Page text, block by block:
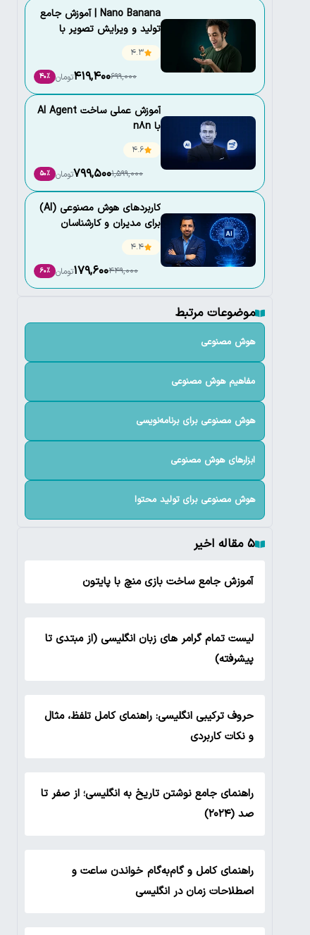
Nano Banana |‌ آموزش جامع
تولید و ویرایش تصویر با
4.3
699,000
419,400تومان 40٪
آموزش عملی ساخت AI Agent
با n8n
4.6
1,599,000
799,500تومان 50٪
کاربردهای هوش مصنوعی (AI)
برای مدیران و کارشناسان
4.4
449,000
179,600تومان 60٪
موضوعات مرتبط
هوش مصنوعی
مفاهیم هوش مصنوعی
هوش مصنوعی برای برنامه‌نویسی
ابزارهای هوش مصنوعی
هوش مصنوعی برای تولید محتوا
۵ مقاله اخیر
آموزش جامع ساخت بازی منچ با پایتون
لیست تمام گرامر های زبان انگلیسی (از مبتدی تا
پیشرفته)
حروف ترکیبی انگلیسی: راهنمای کامل تلفظ، مثال
و نکات کاربردی
راهنمای جامع نوشتن تاریخ به انگلیسی؛ از صفر تا
صد (۲۰۲۴)
راهنمای کامل و گام‌به‌گام خواندن ساعت و
اصطلاحات زمان در انگلیسی